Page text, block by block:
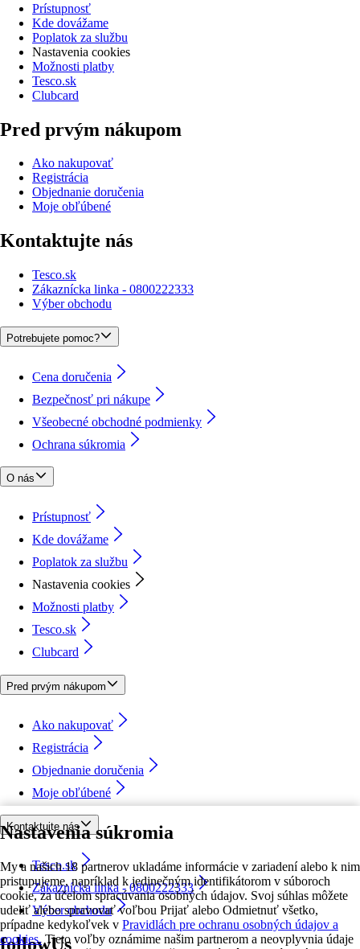
Nastavenia súkromia
My a našich 18 partnerov ukladáme informácie v zariadení alebo k nim
pristupujeme, napríklad k jedinečným identifikátorom v súboroch
cookie, za účelom spracúvania osobných údajov. Svoj súhlas môžete
udeliť alebo spravovať voľbou Prijať alebo Odmietnuť všetko,
prípadne kedykoľvek v Pravidlách pre ochranu osobných údajov a
cookies. Tieto voľby oznámime našim partnerom a neovplyvnia údaje
Prístupnosť
Kde dovážame
Poplatok za službu
Nastavenia cookies
Možnosti platby
Tesco.sk
Clubcard
Pred prvým nákupom
Ako nakupovať
Registrácia
Objednanie doručenia
Moje obľúbené
Kontaktujte nás
Tesco.sk
Zákaznícka linka - 0800222333
Výber obchodu
Potrebujete pomoc?
Cena doručenia
Bezpečnosť pri nákupe
Všeobecné obchodné podmienky
Ochrana súkromia
O nás
Prístupnosť
Kde dovážame
Poplatok za službu
Nastavenia cookies
Možnosti platby
Tesco.sk
Clubcard
Pred prvým nákupom
Ako nakupovať
Registrácia
Objednanie doručenia
Moje obľúbené
Kontaktujte nás
Tesco.sk
Zákaznícka linka - 0800222333
Výber obchodu
followUs